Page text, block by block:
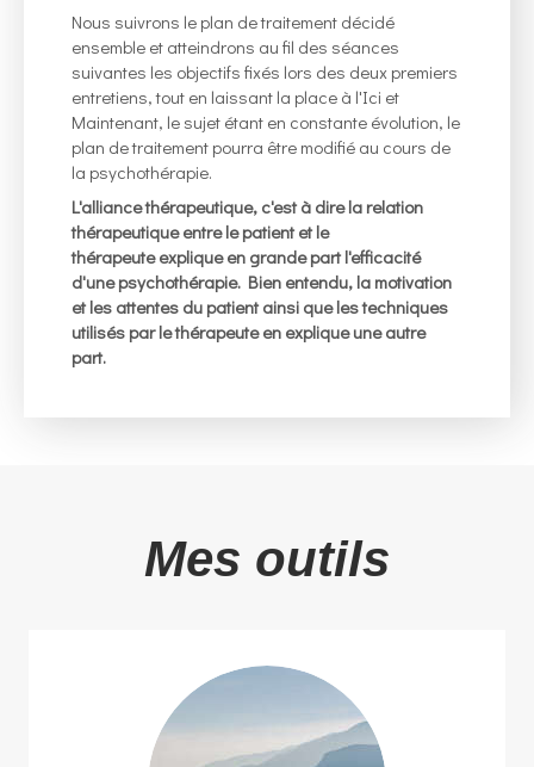
Nous suivrons le plan de traitement décidé
ensemble et atteindrons au fil des séances
suivantes les objectifs fixés lors des deux premiers
entretiens, tout en laissant la place à l'Ici et
Maintenant, le sujet étant en constante évolution, le
plan de traitement pourra être modifié au cours de
la psychothérapie.
L'alliance thérapeutique, c'est à dire la relation
thérapeutique entre le patient et le
thérapeute explique en grande part l'efficacité
d'une psychothérapie. Bien entendu, la motivation
et les attentes du patient ainsi que les techniques
utilisés par le thérapeute en explique une autre
part.
Mes outils